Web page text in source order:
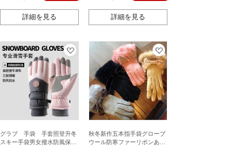
詳細を見る 詳細を見る
グラブ 手袋 手套照登升冬
スキー手袋男女撥水防風保温
秋冬新作五本指手袋グローブ
ウール防寒ファーリボンあっ